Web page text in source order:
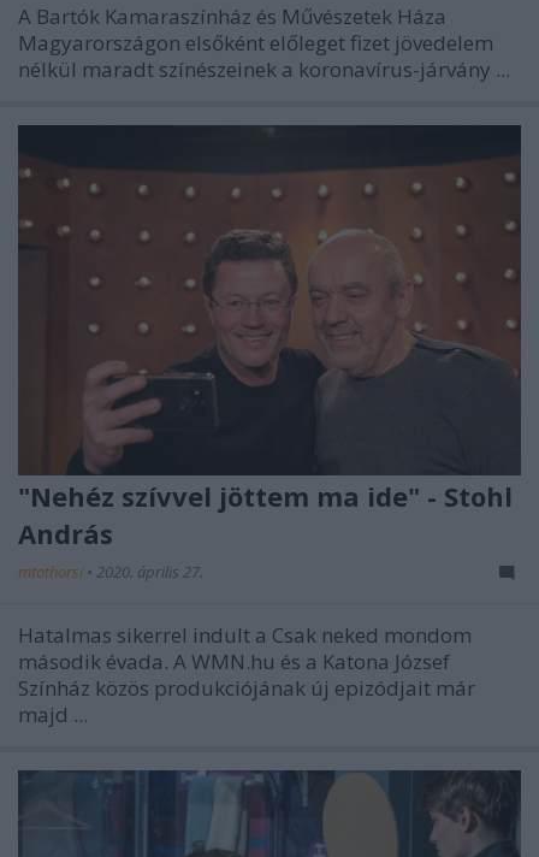
A Bartók Kamaraszínház és Művészetek Háza
Magyarországon elsőként előleget fizet jövedelem
nélkül maradt színészeinek a koronavírus-járvány ...
"Nehéz szívvel jöttem ma ide" - Stohl
András
mtothorsi • 2020. április 27.
Hatalmas sikerrel indult a Csak neked mondom
második évada. A WMN.hu és a Katona József
Színház közös produkciójának új epizódjait már
majd ...